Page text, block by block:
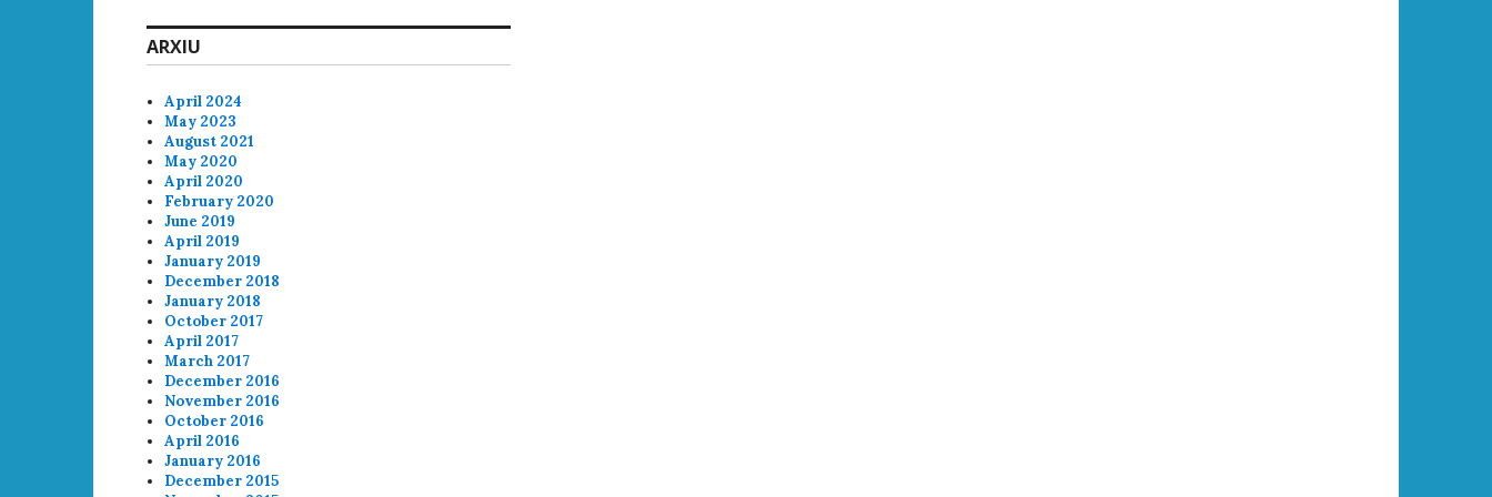
ARXIU
April 2024
May 2023
August 2021
May 2020
April 2020
February 2020
June 2019
April 2019
January 2019
December 2018
January 2018
October 2017
April 2017
March 2017
December 2016
November 2016
October 2016
April 2016
January 2016
December 2015